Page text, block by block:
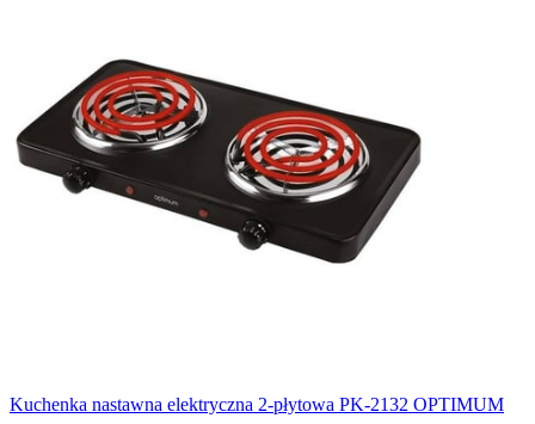
Kuchenka nastawna elektryczna 2-płytowa PK-2132 OPTIMUM